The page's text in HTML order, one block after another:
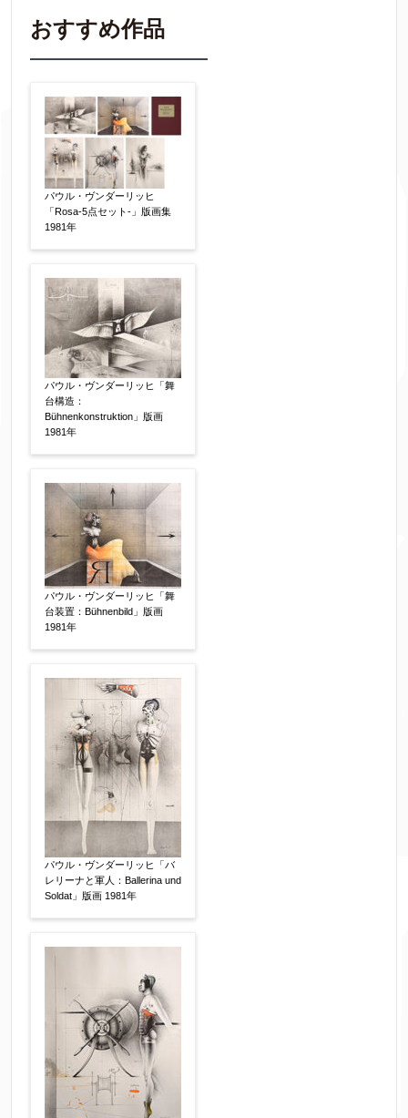
※不明な項目は空欄で結構です。
▼
作品の作家名 【任意】
作品の画題 【任意】
日本画
油彩画
素描
立体
その他
絵の画面サイズ 【任意】
額装
軸装
その他
サイン等の有無 【任意】
サイン有(自筆)
鑑定証書付
限定番号 【任意】
制作年 【任意】
売却希望時期 【任意】
他社様の査定価格
会社名：
査定額：
おすすめ作品
パウル・ヴンダーリッヒ
「Rosa-5点セット-」版画集
1981年
パウル・ヴンダーリッヒ「舞
台構造：
Bühnenkonstruktion」版画
1981年
パウル・ヴンダーリッヒ「舞
台装置：Bühnenbild」版画
1981年
パウル・ヴンダーリッヒ「バ
レリーナと軍人：Ballerina und
Soldat」版画 1981年